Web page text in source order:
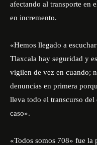
afectando al transporte en
en incremento.
«Hemos llegado a
Tlaxcala hay seguridad y
vigilen de vez en cuando;
denuncias en primera
lleva todo el transcurso
caso».
«Todos somos 708» fue la